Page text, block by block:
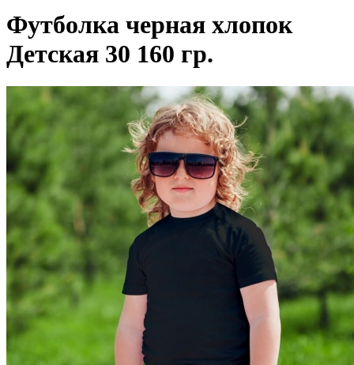
Футболка черная хлопок
Детская 30 160 гр.